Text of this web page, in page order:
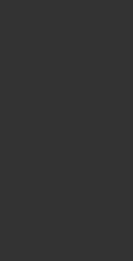
CHELSEA
ÉCLAIR